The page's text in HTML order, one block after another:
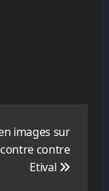
images sur
contre
Etival